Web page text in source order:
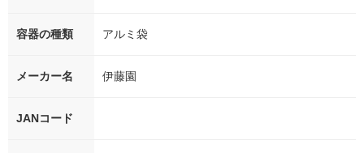
容器の種類 アルミ袋
メーカー名 伊藤園
JANコード